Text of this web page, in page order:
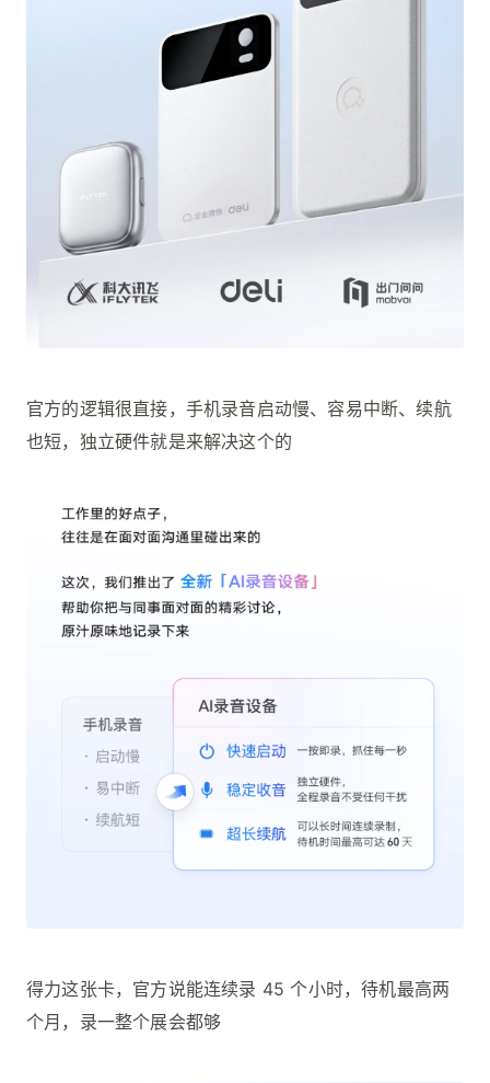
官方的逻辑很直接，手机录音启动慢、容易中断、续航
也短，独立硬件就是来解决这个的
得力这张卡，官方说能连续录 45 个小时，待机最高两
个月，录一整个展会都够